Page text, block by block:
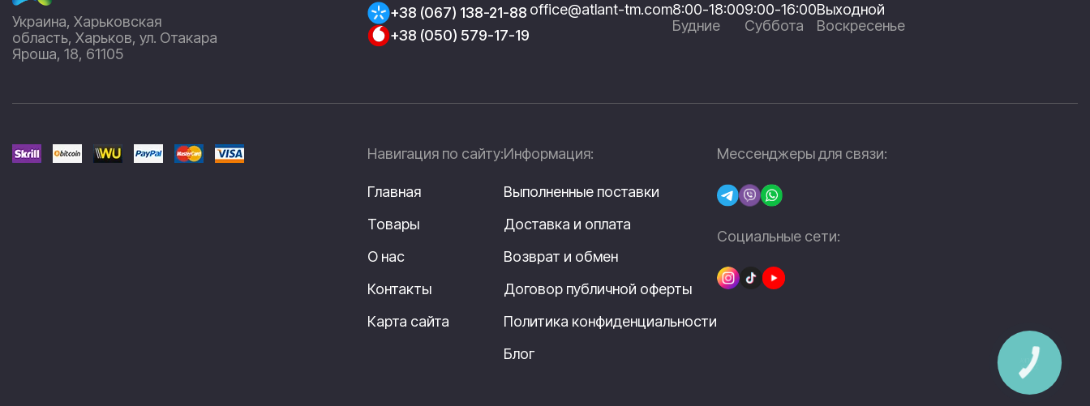
Украина, Харьковская
область, Харьков, ул. Отакара
Яроша, 18, 61105
+38 (067) 138-21-88
+38 (050) 579-17-19
office@atlant-tm.com8:00-18:00
Будние
9:00-16:00
Суббота
Выходной
Воскресенье
Навигация по сайту:
Главная
Товары
О нас
Контакты
Карта сайта
Информация:
Выполненные поставки
Доставка и оплата
Возврат и обмен
Договор публичной оферты
Политика конфиденциальности
Блог
Мессенджеры для связи:
Социальные сети:
КНОПКА
ЗВ'ЯЗКУ